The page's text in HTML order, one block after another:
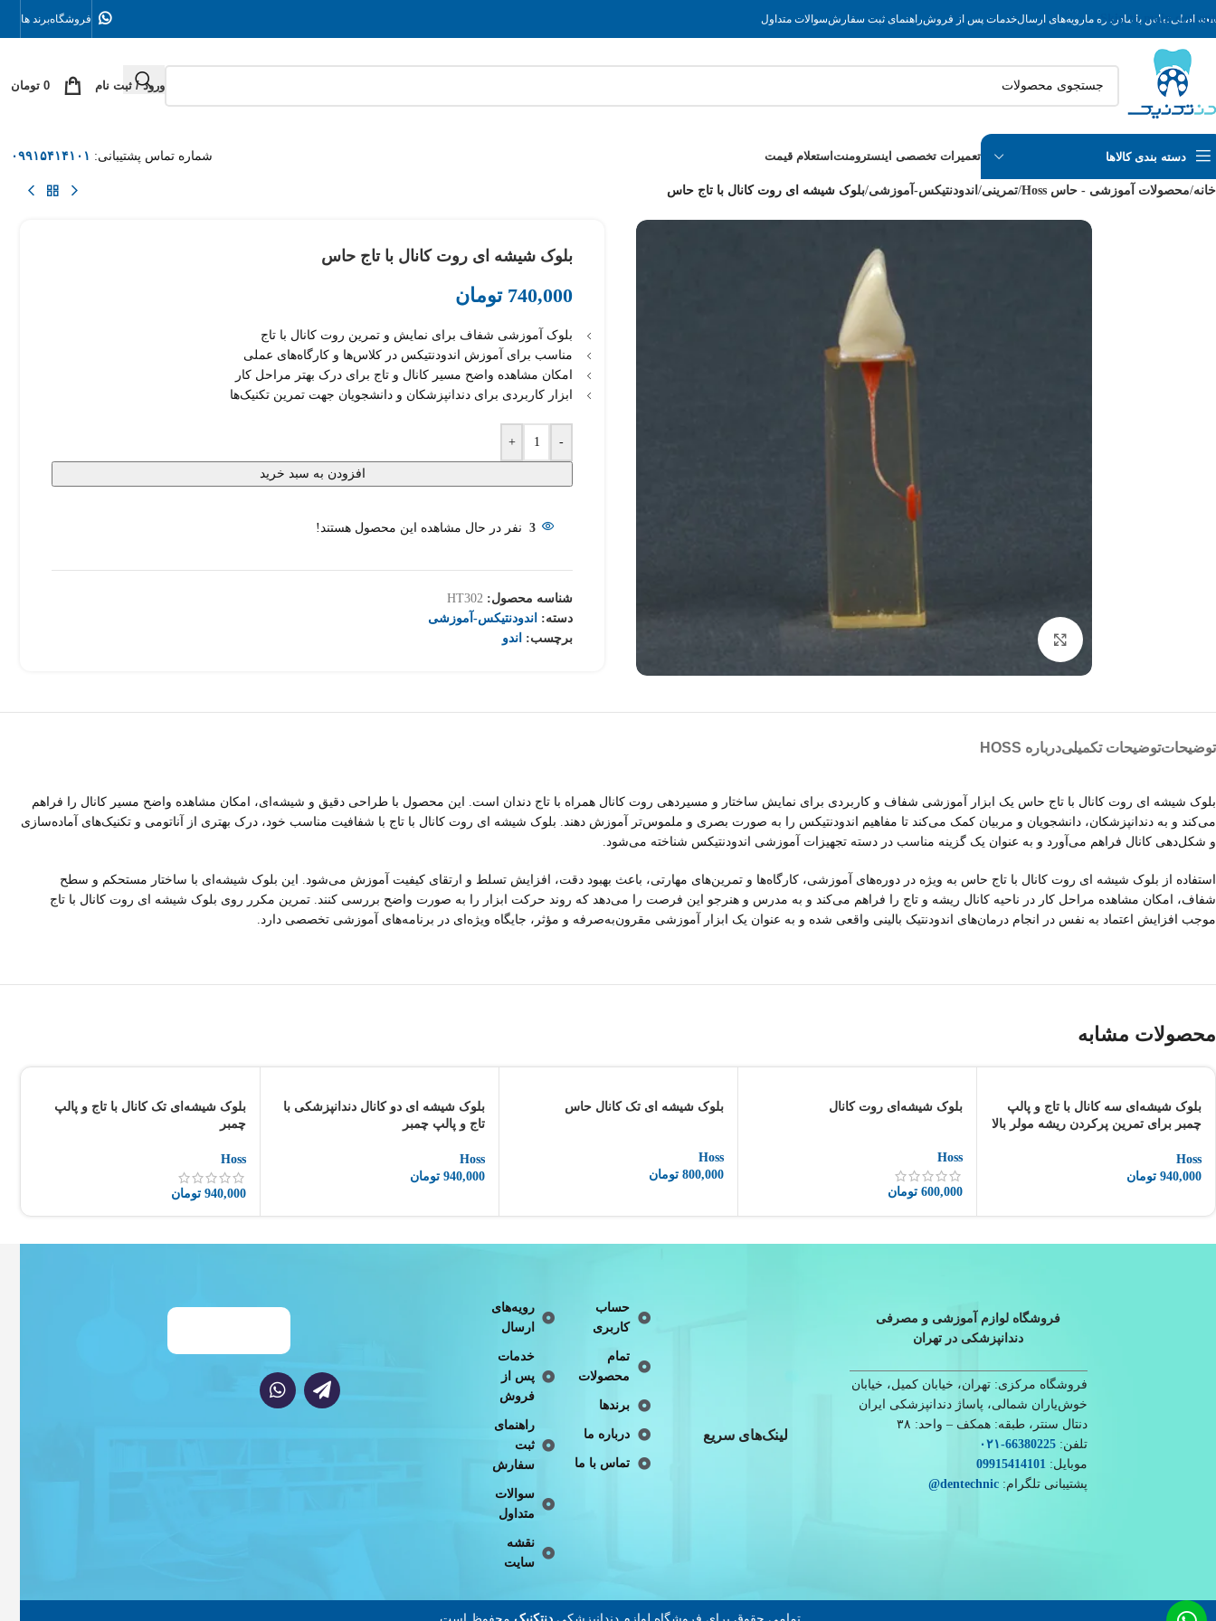
Skip to main content
اصلیتماس با مادرباره مارویه‌های ارسالخدمات پس از فروشراهنمای ثبت سفارشسوالات متداول فروشگاهبرند ها
ورود / ثبت نام 0 تومان
دسته بندی کالاها تعمیرات تخصصی اینسترومنت استعلام قیمت شماره تماس پشتیبانی: ۰۹۹۱۵۴۱۴۱۰۱
خانه/محصولات آموزشی - حاس Hoss /تمرینی/ اندودنتیکس-آموزشی/بلوک شیشه ای روت کانال با تاج حاس
بلوک شیشه ای روت کانال با تاج حاس
740,000 تومان
بلوک آموزشی شفاف برای نمایش و تمرین روت کانال با تاج
مناسب برای آموزش اندودنتیکس در کلاس‌ها و کارگاه‌های عملی
امکان مشاهده واضح مسیر کانال و تاج برای درک بهتر مراحل کار
ابزار کاربردی برای دندانپزشکان و دانشجویان جهت تمرین تکنیک‌ها
-
+
افزودن به سبد خرید
3 نفر در حال مشاهده این محصول هستند!
شناسه محصول: HT302
دسته: اندودنتیکس-آموزشی
برچسب: اندو
توضیحاتتوضیحات تکمیلیدرباره HOSS
بلوک شیشه ای روت کانال با تاج حاس یک ابزار آموزشی شفاف و کاربردی برای نمایش ساختار و مسیردهی روت کانال همراه با تاج دندان است. این محصول با طراحی دقیق و شیشه‌ای، امکان مشاهده واضح مسیر کانال را فراهم
می‌کند و به دندانپزشکان، دانشجویان و مربیان کمک می‌کند تا مفاهیم اندودنتیکس را به صورت بصری و ملموس‌تر آموزش دهند. بلوک شیشه ای روت کانال با تاج با شفافیت مناسب خود، درک بهتری از آناتومی و تکنیک‌های آماده‌سازی
و شکل‌دهی کانال فراهم می‌آورد و به عنوان یک گزینه مناسب در دسته تجهیزات آموزشی اندودنتیکس شناخته می‌شود.
استفاده از بلوک شیشه ای روت کانال با تاج حاس به ویژه در دوره‌های آموزشی، کارگاه‌ها و تمرین‌های مهارتی، باعث بهبود دقت، افزایش تسلط و ارتقای کیفیت آموزش می‌شود. این بلوک شیشه‌ای با ساختار مستحکم و سطح
شفاف، امکان مشاهده مراحل کار در ناحیه کانال ریشه و تاج را فراهم می‌کند و به مدرس و هنرجو این فرصت را می‌دهد که روند حرکت ابزار را به صورت واضح بررسی کنند. تمرین مکرر روی بلوک شیشه ای روت کانال با تاج
موجب افزایش اعتماد به نفس در انجام درمان‌های اندودنتیک بالینی واقعی شده و به عنوان یک ابزار آموزشی مقرون‌به‌صرفه و مؤثر، جایگاه ویژه‌ای در برنامه‌های آموزشی تخصصی دارد.
محصولات مشابه
بلوک شیشه‌ای سه کانال با تاج و پالپ
چمبر برای تمرین پرکردن ریشه مولر بالا
Hoss
940,000 تومان
بلوک شیشه‌ای روت کانال
Hoss
600,000 تومان
بلوک شیشه ای تک کانال حاس
Hoss
800,000 تومان
بلوک شیشه ای دو کانال دندانپزشکی با
تاج و پالپ چمبر
Hoss
940,000 تومان
بلوک شیشه‌ای تک کانال با تاج و پالپ
چمبر
Hoss
940,000 تومان
فروشگاه لوازم آموزشی و مصرفی
دندانپزشکی در تهران
فروشگاه مرکزی: تهران، خیابان کمیل، خیابان
خوش‌یاران شمالی، پاساژ دندانپزشکی ایران
دنتال سنتر، طبقه: همکف – واحد: ۳۸
تلفن:66380225-۰۲۱
موبایل: 09915414101
پشتیبانی تلگرام:dentechnic
@
لینک‌های سریع
حساب
کاربری
تمام
محصولات
برندها
درباره ما
تماس با ما
رویه‌های
ارسال
خدمات
پس از
فروش
راهنمای
ثبت
سفارش
سوالات
متداول
نقشه
سایت